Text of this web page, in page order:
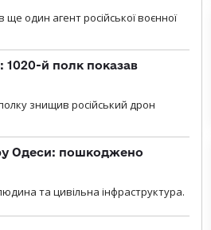
один агент російської воєнної
1020-й полк показав
знищив російський дрон
Одеси: пошкоджено
та цивільна інфраструктура.